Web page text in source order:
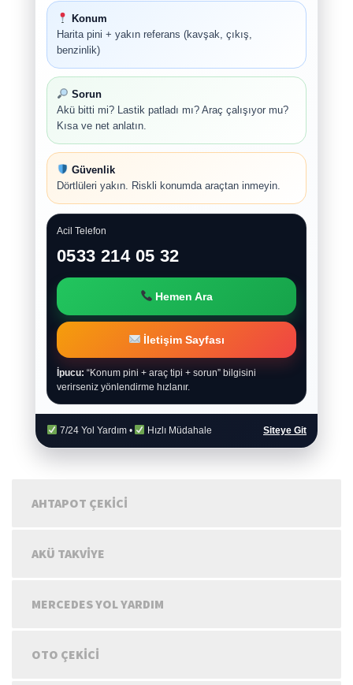
Konum
Harita pini + yakın referans (kavşak, çıkış,
benzinlik)
Sorun
Akü bitti mi? Lastik patladı mı? Araç çalışıyor mu?
Kısa ve net anlatın.
Güvenlik
Dörtlüleri yakın. Riskli konumda araçtan inmeyin.
Acil Telefon
0533 214 05 32
Hemen Ara
İletişim Sayfası
İpucu: “Konum pini + araç tipi + sorun” bilgisini
verirseniz yönlendirme hızlanır.
7/24 Yol Yardım • Hızlı Müdahale Siteye Git
AHTAPOT ÇEKICI
AKÜ TAKVIYE
MERCEDES YOL YARDIM
OTO ÇEKICI